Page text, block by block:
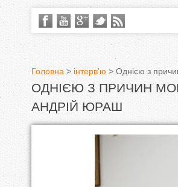
В
и
Головна > інтерв'ю > Однією з
ОДНІЄЮ З ПРИЧИН
АНДРІЙ ЮРАШ